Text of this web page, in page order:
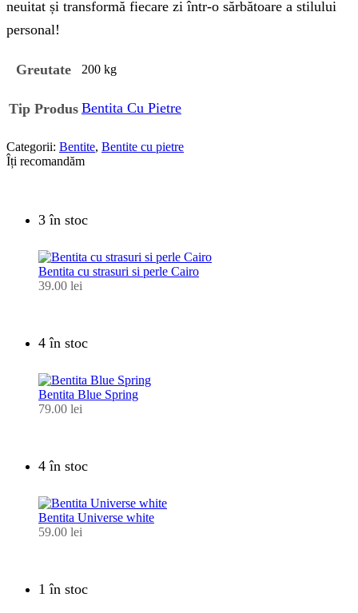
neuitat și transformă fiecare zi într-o sărbătoare a stilului
personal!
Greutate 200 kg
Tip Produs Bentita Cu Pietre
Categorii: Bentite, Bentite cu pietre
Îți recomandăm
3 în stoc
Bentita cu strasuri si perle Cairo
39.00 lei
4 în stoc
Bentita Blue Spring
79.00 lei
4 în stoc
Bentita Universe white
59.00 lei
1 în stoc